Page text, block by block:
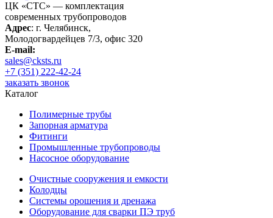
ЦК «СТС» — комплектация
современных трубопроводов
Адрес: г. Челябинск,
Молодогвардейцев 7/3, офис 320
E-mail:
sales@cksts.ru
+7 (351) 222-42-24
заказать звонок
Каталог
Полимерные трубы
Запорная арматура
Фитинги
Промышленные трубопроводы
Насосное оборудование
Очистные сооружения и емкости
Колодцы
Системы орошения и дренажа
Оборудование для сварки ПЭ труб